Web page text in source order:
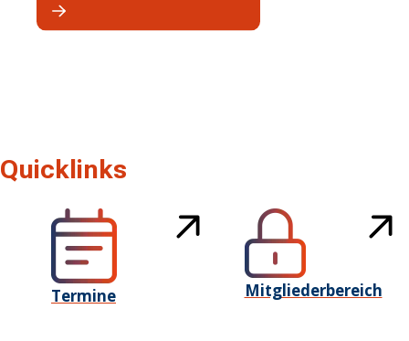
Quicklinks
Termine Mitgliederbereich